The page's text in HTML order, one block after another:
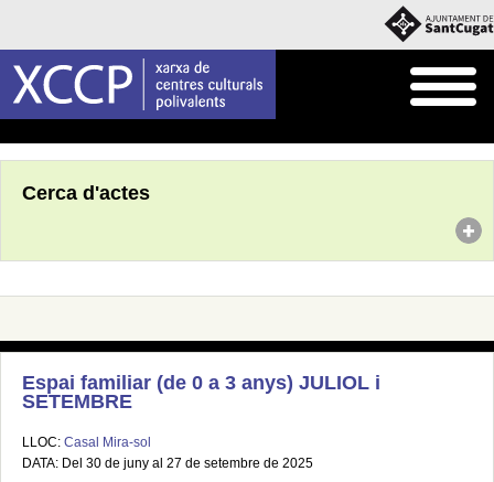
Cerca d'actes
Espai familiar (de 0 a 3 anys) JULIOL i
SETEMBRE
LLOC: Casal Mira-sol
DATA: Del 30 de juny al 27 de setembre de 2025